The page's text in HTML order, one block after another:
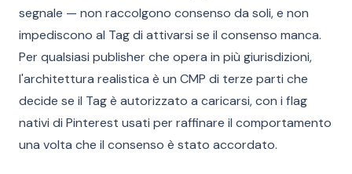
segnale — non raccolgono consenso da soli, e non
impediscono al Tag di attivarsi se il consenso manca.
Per qualsiasi publisher che opera in più giurisdizioni,
l'architettura realistica è un CMP di terze parti che
decide se il Tag è autorizzato a caricarsi, con i flag
nativi di Pinterest usati per raffinare il comportamento
una volta che il consenso è stato accordato.